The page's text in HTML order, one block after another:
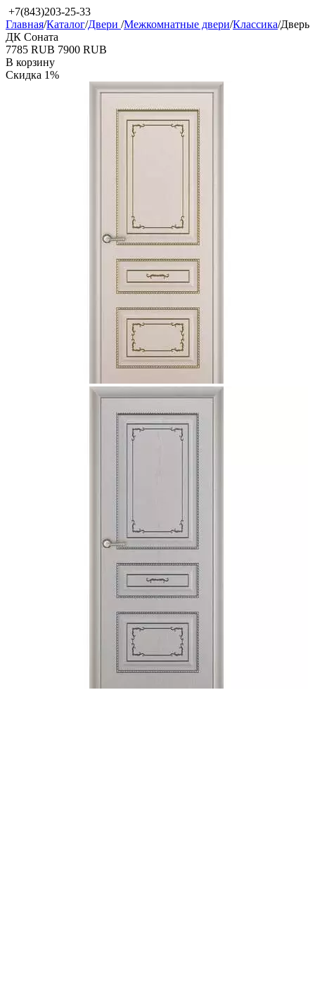
+7(843)203-25-33
Главная/Каталог/Двери /Межкомнатные двери/Классика/Дверь
ДК Соната
‍7785‍ RUB ‍7900‍ RUB
В корзину
Скидка 1%